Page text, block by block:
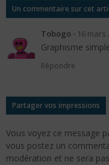
Un commentaire sur cet
Tobogo - 16 mars
Graphisme
Répondre
Partager vos impressions
Vous voyez ce message
vous postez un
modération et ne sera